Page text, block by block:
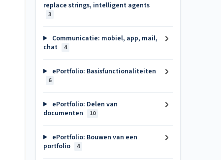
replace strings, intelligent agents
3
Communicatie: mobiel, app, mail,
chat
4
ePortfolio: Basisfunctionaliteiten
6
ePortfolio: Delen van
documenten
10
ePortfolio: Bouwen van een
portfolio
4